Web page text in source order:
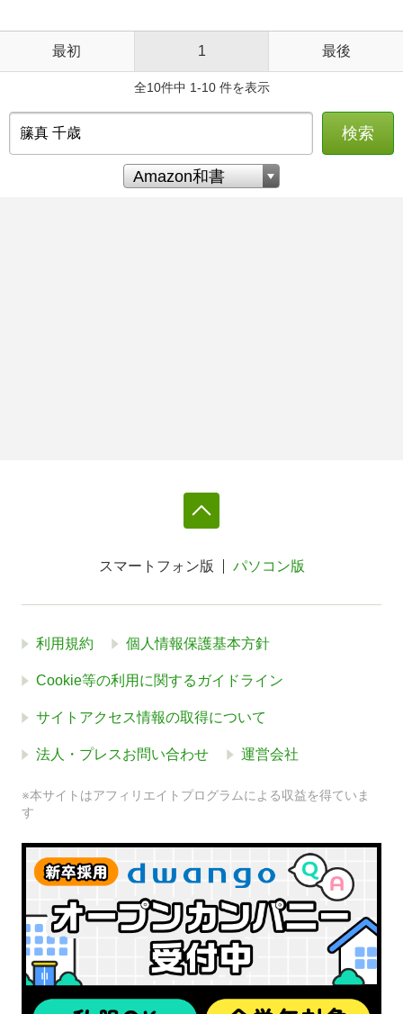
最初 1 最後
全10件中 1-10 件を表示
検索
スマートフォン版 パソコン版
利用規約 個人情報保護基本方針
Cookie等の利用に関するガイドライン
サイトアクセス情報の取得について
法人・プレスお問い合わせ 運営会社
※本サイトはアフィリエイトプログラムによる収益を得ていま
す